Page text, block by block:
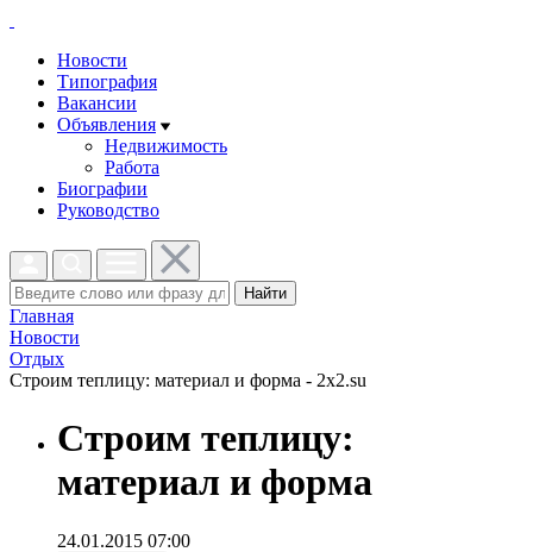
Новости
Типография
Вакансии
Объявления
Недвижимость
Работа
Биографии
Руководство
Найти
Главная
Новости
Отдых
Строим теплицу: материал и форма - 2x2.su
Строим теплицу:
материал и форма
24.01.2015 07:00